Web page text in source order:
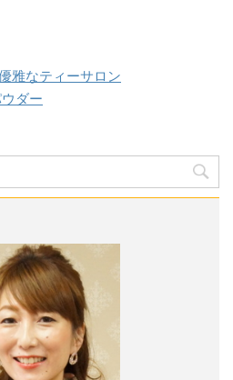
雅なティーサロン
ダー